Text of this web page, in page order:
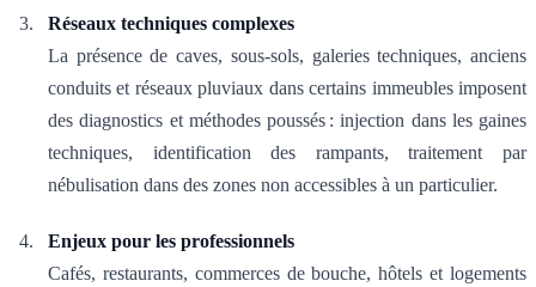
Réseaux techniques complexes
La présence de caves, sous-sols, galeries techniques, anciens
conduits et réseaux pluviaux dans certains immeubles imposent
des diagnostics et méthodes poussés : injection dans les gaines
techniques, identification des rampants, traitement par
nébulisation dans des zones non accessibles à un particulier.
Enjeux pour les professionnels
Cafés, restaurants, commerces de bouche, hôtels et logements